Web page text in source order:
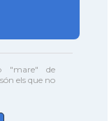
"mare" de
els que no